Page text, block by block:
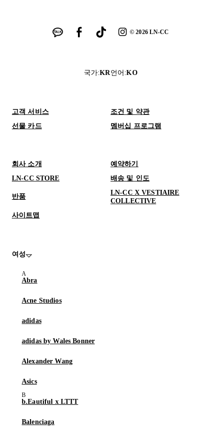
©2026LN-CC
국가:KR 언어 :KO
고객 서비스
조건 및 약관
선물 카드
멤버십 프로그램
회사 소개
예약하기
LN-CC STORE
배송 및 인도
반품
LN-CC X VESTIAIRE
COLLECTIVE
사이트맵
여성
Abra
Acne Studios
adidas
adidas by Wales Bonner
Alexander Wang
Asics
b.Eautiful x LTTT
Balenciaga